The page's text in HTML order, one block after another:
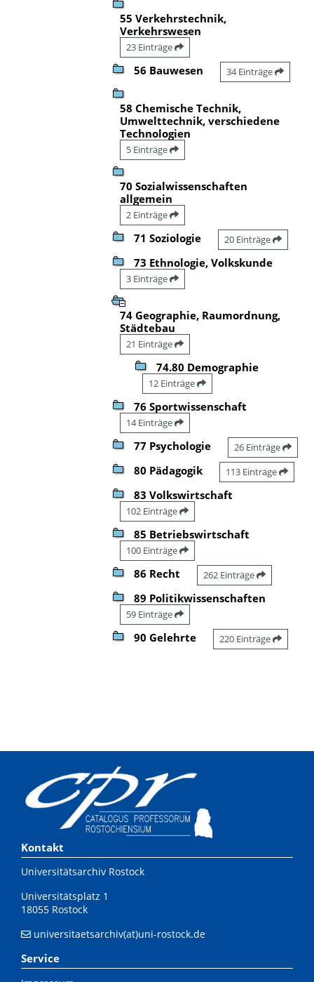
55 Verkehrstechnik,
Verkehrswesen
23 Einträge
56 Bauwesen 34 Einträge
58 Chemische Technik,
Umwelttechnik, verschiedene
Technologien
5 Einträge
70 Sozialwissenschaften
allgemein
2 Einträge
71 Soziologie 20 Einträge
73 Ethnologie, Volkskunde
3 Einträge
74 Geographie, Raumordnung,
Städtebau
21 Einträge
74.80 Demographie
12 Einträge
76 Sportwissenschaft
14 Einträge
77 Psychologie 26 Einträge
80 Pädagogik 113 Einträge
83 Volkswirtschaft
102 Einträge
85 Betriebswirtschaft
100 Einträge
86 Recht 262 Einträge
89 Politikwissenschaften
59 Einträge
90 Gelehrte 220 Einträge
Kontakt
Universitätsarchiv Rostock
Universitätsplatz 1
18055 Rostock
universitaetsarchiv(at)uni-rostock.de
Service